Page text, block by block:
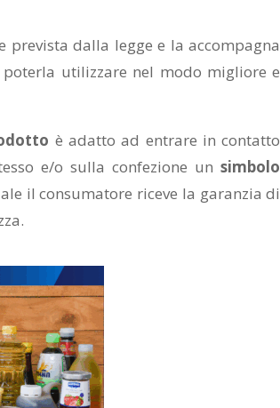
prevista dalla legge e la accompagna
poterla utilizzare nel modo migliore e
è adatto ad entrare in contatto
e/o sulla confezione unsimbolo
il consumatore riceve la garanzia di